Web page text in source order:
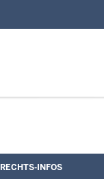
RECHTS-INFOS